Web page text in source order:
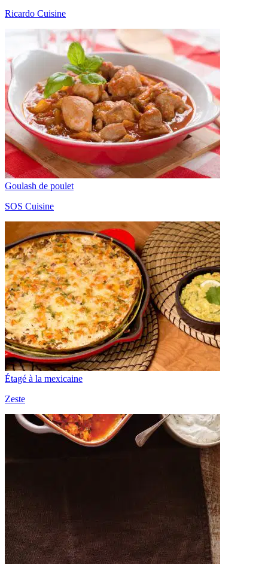
Ricardo Cuisine
Goulash de poulet
SOS Cuisine
Étagé à la mexicaine
Zeste